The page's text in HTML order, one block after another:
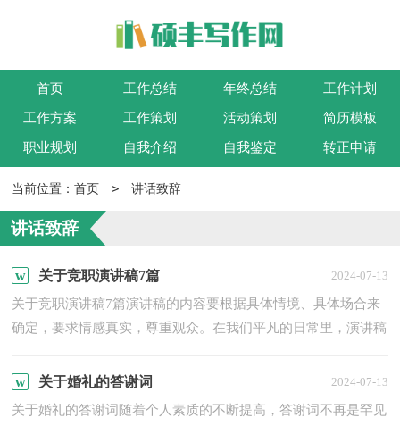
首页 工作总结 年终总结 工作计划
工作方案 工作策划 活动策划 简历模板
职业规划 自我介绍 自我鉴定 转正申请
当前位置：首页 > 讲话致辞
讲话致辞
关于竞职演讲稿7篇 2024-07-13
关于竞职演讲稿7篇演讲稿的内容要根据具体情境、具体场合来
确定，要求情感真实，尊重观众。在我们平凡的日常里，演讲稿
讲...
关于婚礼的答谢词 2024-07-13
关于婚礼的答谢词随着个人素质的不断提高，答谢词不再是罕见